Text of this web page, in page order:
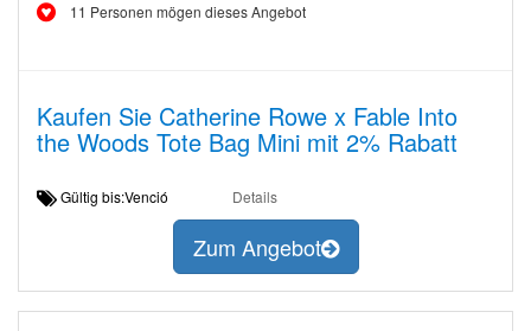
11 Personen mögen dieses Angebot
Kaufen Sie Catherine Rowe x Fable Into
the Woods Tote Bag Mini mit 2% Rabatt
Gültig bis:Venció Details
Zum Angebot